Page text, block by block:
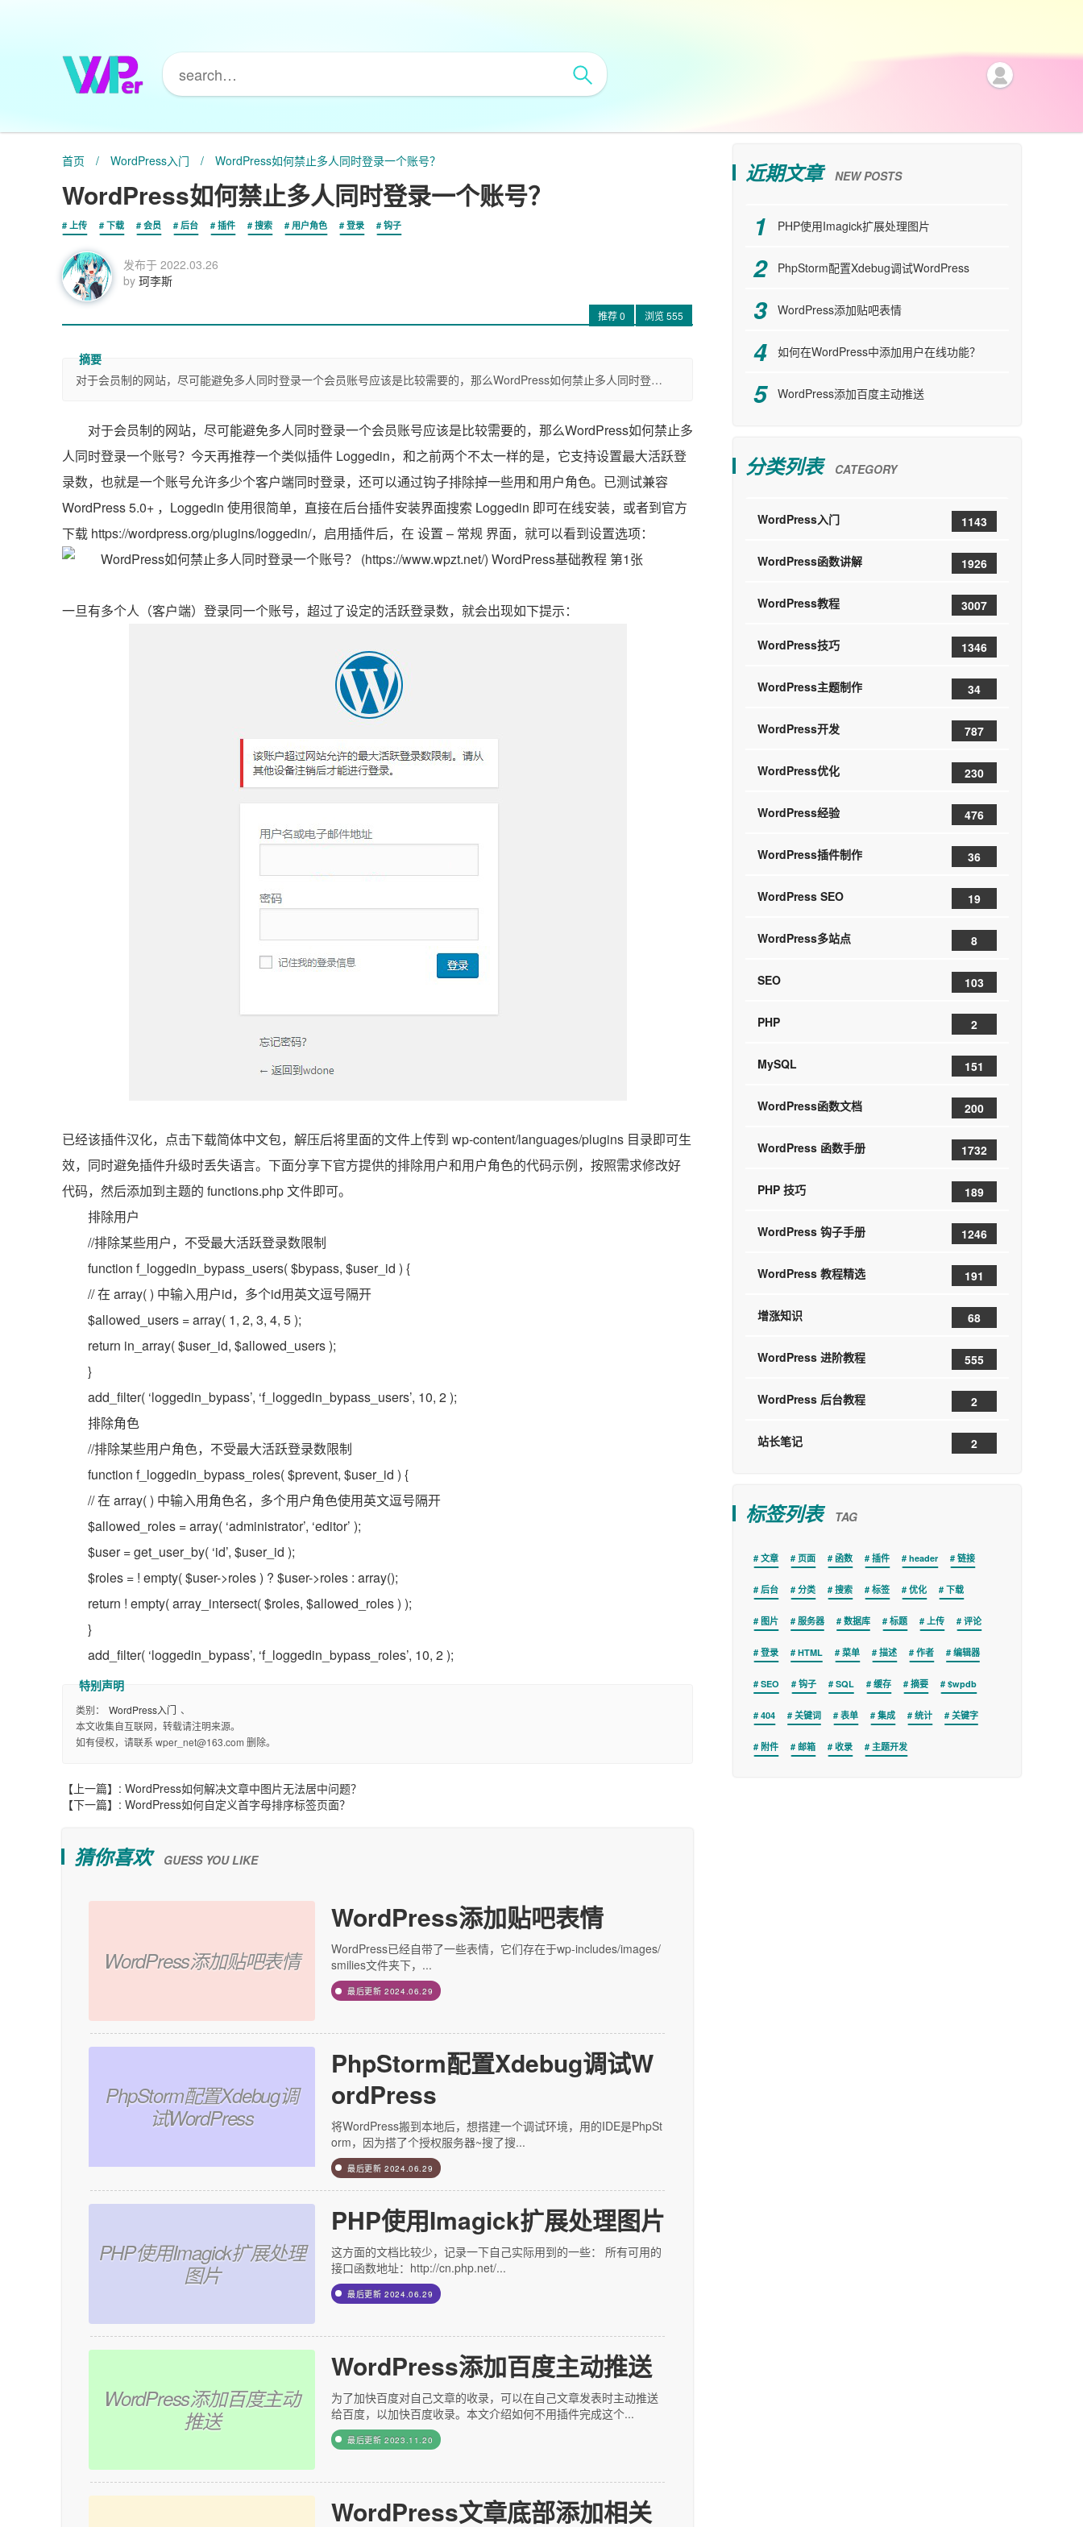
首页 / WordPress入门 / WordPress如何禁止多人同时登录一个账号？
WordPress如何禁止多人同时登录一个账号？
上传 下载 会员 后台 插件 搜索 用户角色 登录 钩子
发布于 2022.03.26
by 珂李斯
推荐0 浏览555
对于会员制的网站，尽可能避免多人同时登录一个会员账号应该是比较需要的，那么WordPress如何禁止多人同时登…
对于会员制的网站，尽可能避免多人同时登录一个会员账号应该是比较需要的，那么WordPress如何禁止多
人同时登录一个账号？今天再推荐一个类似插件 Loggedin，和之前两个不太一样的是，它支持设置最大活跃登
录数，也就是一个账号允许多少个客户端同时登录，还可以通过钩子排除掉一些用和用户角色。已测试兼容
WordPress 5.0+ ，Loggedin 使用很简单，直接在后台插件安装界面搜索 Loggedin 即可在线安装，或者到官方
下载 https://wordpress.org/plugins/loggedin/，启用插件后，在 设置 – 常规 界面，就可以看到设置选项：
一旦有多个人（客户端）登录同一个账号，超过了设定的活跃登录数，就会出现如下提示：
已经该插件汉化，点击下载简体中文包，解压后将里面的文件上传到 wp-content/languages/plugins 目录即可生
效，同时避免插件升级时丢失语言。下面分享下官方提供的排除用户和用户角色的代码示例，按照需求修改好
代码，然后添加到主题的 functions.php 文件即可。
排除用户
//排除某些用户，不受最大活跃登录数限制
function f_loggedin_bypass_users( $bypass, $user_id ) {
// 在 array( ) 中输入用户id，多个id用英文逗号隔开
$allowed_users = array( 1, 2, 3, 4, 5 );
return in_array( $user_id, $allowed_users );
}
add_filter( ‘loggedin_bypass’, ‘f_loggedin_bypass_users’, 10, 2 );
排除角色
//排除某些用户角色，不受最大活跃登录数限制
function f_loggedin_bypass_roles( $prevent, $user_id ) {
// 在 array( ) 中输入用角色名，多个用户角色使用英文逗号隔开
$allowed_roles = array( ‘administrator’, ‘editor’ );
$user = get_user_by( ‘id’, $user_id );
$roles = ! empty( $user->roles ) ? $user->roles : array();
return ! empty( array_intersect( $roles, $allowed_roles ) );
}
add_filter( ‘loggedin_bypass’, ‘f_loggedin_bypass_roles’, 10, 2 );
类别： WordPress入门 、
本文收集自互联网，转载请注明来源。
如有侵权，请联系 wper_net@163.com 删除。
【上一篇】: WordPress如何解决文章中图片无法居中问题？
【下一篇】: WordPress如何自定义首字母排序标签页面？
猜你喜欢 GUESS YOU LIKE
WordPress添加贴吧表情
WordPress添加贴吧表情
WordPress已经自带了一些表情，它们存在于wp-includes/images/
smilies文件夹下，...
最后更新2024.06.29
PhpStorm配置Xdebug调
试WordPress
PhpStorm配置Xdebug调试W
ordPress
将WordPress搬到本地后，想搭建一个调试环境，用的IDE是PhpSt
orm，因为搭了个授权服务器~搜了搜...
最后更新2024.06.29
PHP使用Imagick扩展处理
图片
PHP使用Imagick扩展处理图片
这方面的文档比较少，记录一下自己实际用到的一些： 所有可用的
接口函数地址：http://cn.php.net/...
最后更新2024.06.29
WordPress添加百度主动
推送
WordPress添加百度主动推送
为了加快百度对自己文章的收录，可以在自己文章发表时主动推送
给百度，以加快百度收录。本文介绍如何不用插件完成这个...
最后更新2023.11.20
WordPress文章底部添加相关
近期文章 NEW POSTS
PHP使用Imagick扩展处理图片
PhpStorm配置Xdebug调试WordPress
WordPress添加贴吧表情
如何在WordPress中添加用户在线功能？
WordPress添加百度主动推送
分类列表 CATEGORY
WordPress入门 1143
WordPress函数讲解 1926
WordPress教程 3007
WordPress技巧 1346
WordPress主题制作 34
WordPress开发 787
WordPress优化 230
WordPress经验 476
WordPress插件制作 36
WordPress SEO 19
WordPress多站点 8
SEO 103
PHP 2
MySQL 151
WordPress函数文档 200
WordPress 函数手册 1732
PHP 技巧 189
WordPress 钩子手册 1246
WordPress 教程精选 191
增涨知识 68
WordPress 进阶教程 555
WordPress 后台教程 2
站长笔记 2
标签列表 TAG
文章 页面 函数 插件 header 链接
后台 分类 搜索 标签 优化 下载
图片 服务器 数据库 标题 上传 评论
登录 HTML 菜单 描述 作者 编辑器
SEO 钩子 SQL 缓存 摘要 $wpdb
404 关键词 表单 集成 统计 关键字
附件 邮箱 收录 主题开发